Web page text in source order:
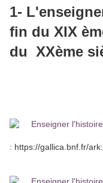
1-
fin du XIX
du XXème
: https://gallica.bnf.fr/